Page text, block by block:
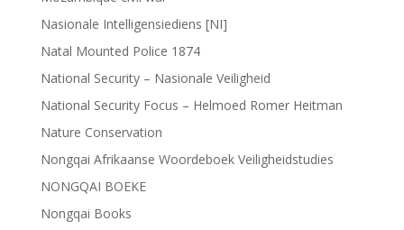
Nasionale Intelligensiediens [NI]
Natal Mounted Police 1874
National Security – Nasionale Veiligheid
National Security Focus – Helmoed Romer Heitman
Nature Conservation
Nongqai Afrikaanse Woordeboek Veiligheidstudies
NONGQAI BOEKE
Nongqai Books